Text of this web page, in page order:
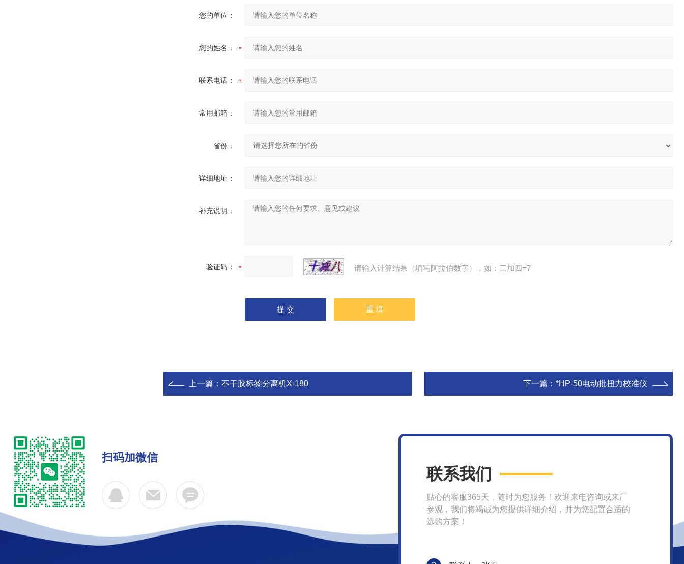
您的单位：
您的姓名：
联系电话：
常用邮箱：
省份：
详细地址：
补充说明：
验证码： 请输入计算结果（填写阿拉伯数字），如：三加四=7
上一篇： 不干胶标签分离机X-180 下一篇： *HP-50电动批扭力校准仪
扫码加微信
联系我们
贴心的客服365天，随时为您服务！欢迎来电咨询或来厂
参观，我们将竭诚为您提供详细介绍，并为您配置合适的
选购方案！